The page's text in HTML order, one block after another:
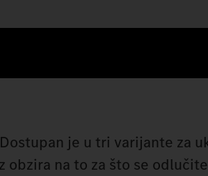
je u tri varijante za
na to za što se